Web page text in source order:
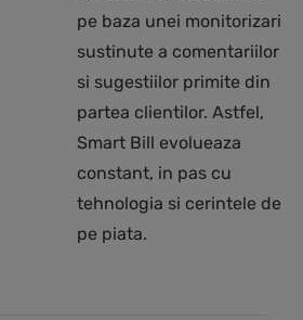
pe baza unei monitorizari
sustinute a comentariilor
si sugestiilor primite din
partea clientilor. Astfel,
Smart Bill evolueaza
constant, in pas cu
tehnologia si cerintele de
pe piata.